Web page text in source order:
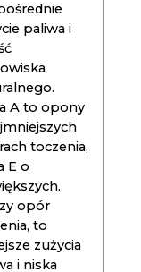
paliwa i
A to opony
toczenia,
E o
opór
to
zużycia
i niska